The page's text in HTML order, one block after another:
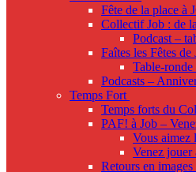
Fête de la place à
Collectif Job : de
Podcast –
Faîtes les Fêtes de
Table-ronde
Podcasts –
Temps Fort
Temps forts du
PAF! à Job –
Vous aimez
Venez
Retours en